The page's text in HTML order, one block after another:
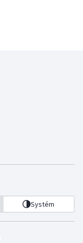
Systém